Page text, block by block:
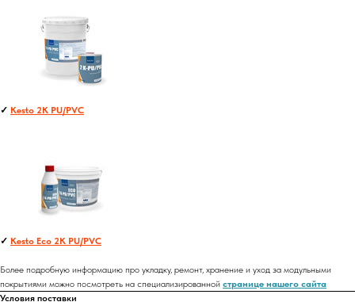
✓ Kesto 2K PU/PVC
✓ Kesto Eco 2K PU/PVC
Более подробную информацию про укладку, ремонт, хранение и уход за модульными
покрытиями можно посмотреть на специализированной странице нашего сайта
Условия поставки